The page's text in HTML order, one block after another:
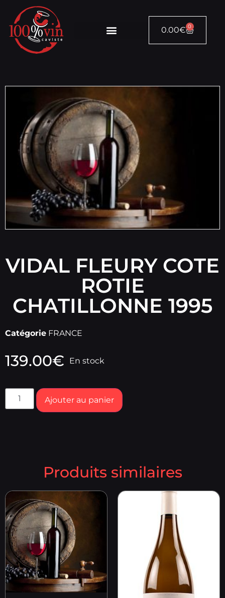
0.00€ 0
VIDAL FLEURY COTE
ROTIE
CHATILLONNE 1995
Catégorie FRANCE
139.00€ En stock
Ajouter au panier
Produits similaires